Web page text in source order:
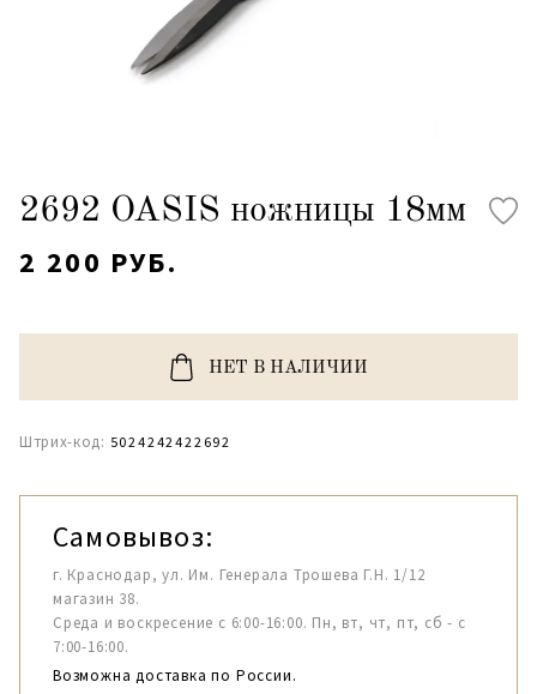
2692 OASIS ножницы 18мм
2 200 РУБ.
НЕТ В НАЛИЧИИ
Штрих-код: 5024242422692
Самовывоз:
г. Краснодар, ул. Им. Генерала Трошева Г.Н. 1/12
магазин 38.
Среда и воскресение с 6:00-16:00. Пн, вт, чт, пт, сб - с
7:00-16:00.
Возможна доставка по России.